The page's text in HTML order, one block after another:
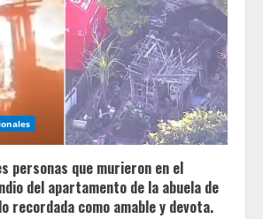
personas que murieron en el
del apartamento de la abuela de
recordada como amable y devota.